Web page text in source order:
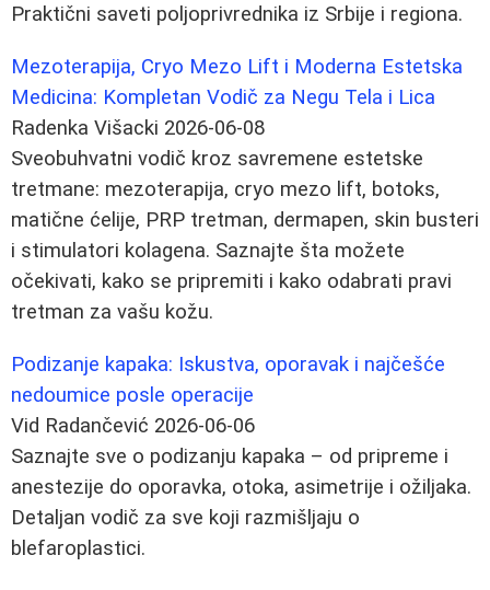
Praktični saveti poljoprivrednika iz Srbije i regiona.
Mezoterapija, Cryo Mezo Lift i Moderna Estetska
Medicina: Kompletan Vodič za Negu Tela i Lica
Radenka Višacki 2026-06-08
Sveobuhvatni vodič kroz savremene estetske
tretmane: mezoterapija, cryo mezo lift, botoks,
matične ćelije, PRP tretman, dermapen, skin busteri
i stimulatori kolagena. Saznajte šta možete
očekivati, kako se pripremiti i kako odabrati pravi
tretman za vašu kožu.
Podizanje kapaka: Iskustva, oporavak i najčešće
nedoumice posle operacije
Vid Radančević 2026-06-06
Saznajte sve o podizanju kapaka – od pripreme i
anestezije do oporavka, otoka, asimetrije i ožiljaka.
Detaljan vodič za sve koji razmišljaju o
blefaroplastici.